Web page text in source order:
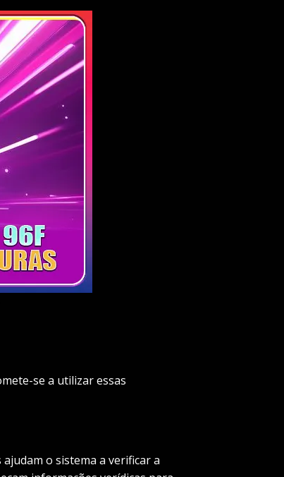
se a utilizar essas
o sistema a verificar a